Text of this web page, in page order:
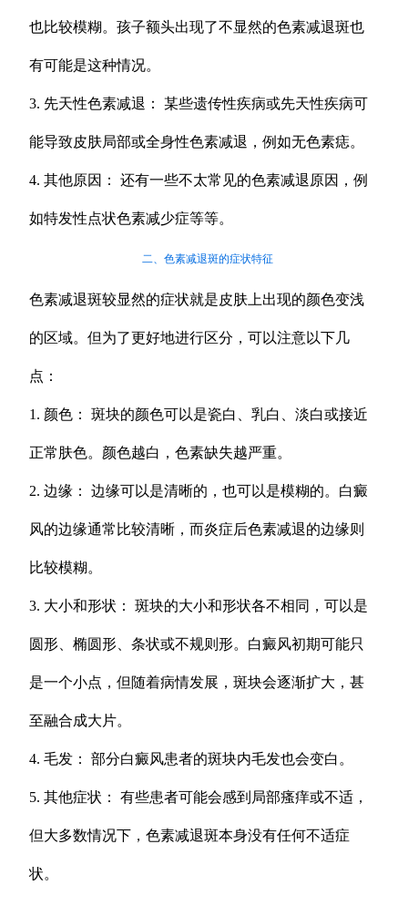
也比较模糊。孩子额头出现了不显然的色素减退斑也
有可能是这种情况。
3. 先天性色素减退： 某些遗传性疾病或先天性疾病可
能导致皮肤局部或全身性色素减退，例如无色素痣。
4. 其他原因： 还有一些不太常见的色素减退原因，例
如特发性点状色素减少症等等。
二、色素减退斑的症状特征
色素减退斑较显然的症状就是皮肤上出现的颜色变浅
的区域。但为了更好地进行区分，可以注意以下几
点：
1. 颜色： 斑块的颜色可以是瓷白、乳白、淡白或接近
正常肤色。颜色越白，色素缺失越严重。
2. 边缘： 边缘可以是清晰的，也可以是模糊的。白癜
风的边缘通常比较清晰，而炎症后色素减退的边缘则
比较模糊。
3. 大小和形状： 斑块的大小和形状各不相同，可以是
圆形、椭圆形、条状或不规则形。白癜风初期可能只
是一个小点，但随着病情发展，斑块会逐渐扩大，甚
至融合成大片。
4. 毛发： 部分白癜风患者的斑块内毛发也会变白。
5. 其他症状： 有些患者可能会感到局部瘙痒或不适，
但大多数情况下，色素减退斑本身没有任何不适症
状。